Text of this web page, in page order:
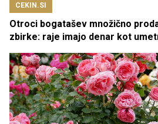
CEKIN.SI
Otroci bogatašev množično
zbirke: raje imajo denar kot